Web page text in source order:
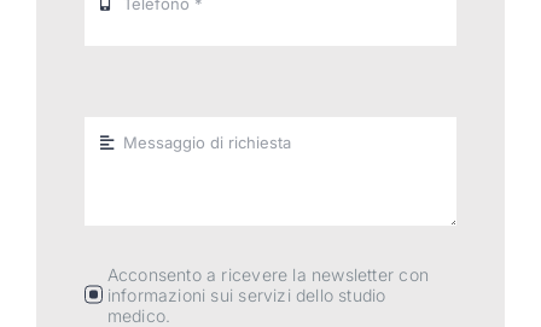
Acconsento a ricevere la newsletter con
informazioni sui servizi dello studio
medico.